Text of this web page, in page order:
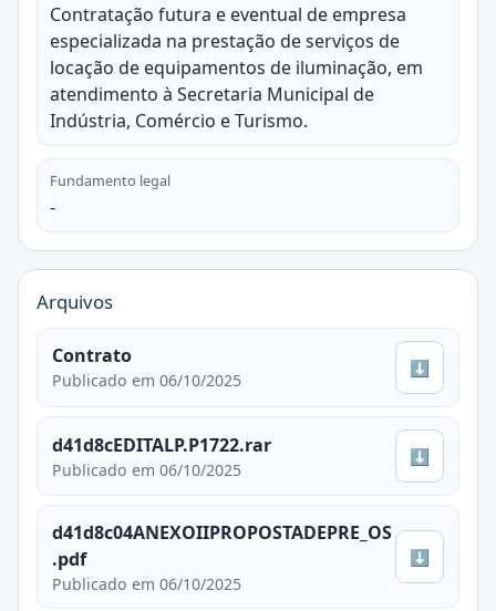
Contratação futura e eventual de empresa
especializada na prestação de serviços de
locação de equipamentos de iluminação, em
atendimento à Secretaria Municipal de
Indústria, Comércio e Turismo.
Fundamento legal
-
Arquivos
Contrato
Publicado em 06/10/2025
⬇
d41d8cEDITALP.P1722.rar
Publicado em 06/10/2025
⬇
d41d8c04ANEXOIIPROPOSTADEPRE_OS
.pdf
Publicado em 06/10/2025
⬇